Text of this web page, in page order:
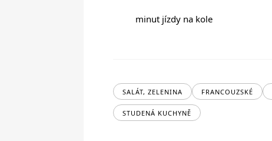
minut jízdy na kole
SALÁT, ZELENINA FRANCOUZSKÉ
STUDENÁ KUCHYNĚ